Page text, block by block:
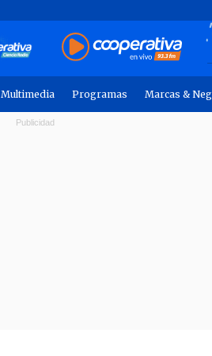
Multimedia Programas Marcas &